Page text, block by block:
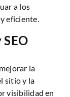
a los
eficiente.
la
sitio y la
visibilidad en